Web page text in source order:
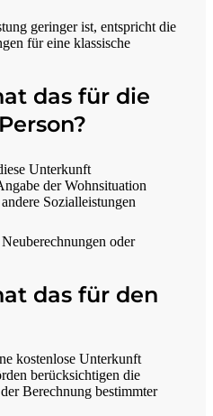
geringer ist, entspricht die
für eine klassische
das für die
Unterkunft
der Wohnsituation
Sozialleistungen
oder
das für den
kostenlose Unterkunft
berücksichtigen die
Berechnung bestimmter